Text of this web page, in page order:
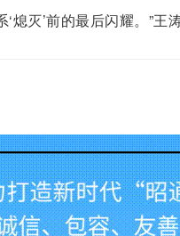
熄灭’前的最后闪耀。”王涛